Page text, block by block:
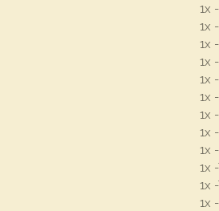
1x
1x
1x
1x
1x
1x
1x
1x
1x
1x
1x
1x